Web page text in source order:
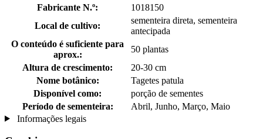
Fabricante N.º:
1018150
Local de cultivo:
sementeira direta, sementeira
antecipada
O conteúdo é suficiente para
aprox.:
50 plantas
Altura de crescimento:
20-30 cm
Nome botânico:
Tagetes patula
Disponível como:
porção de sementes
Período de sementeira:
Abril, Junho, Março, Maio
Informações legais